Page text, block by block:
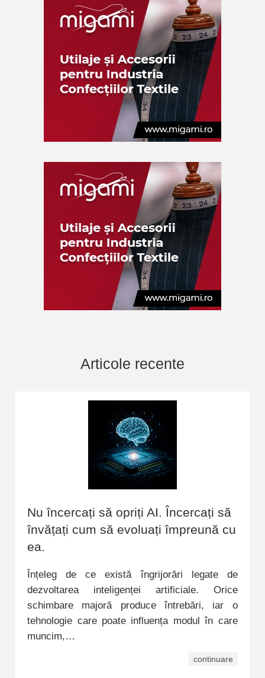
Articole recente
Nu încercați să opriți AI. Încercați să
învățați cum să evoluați împreună cu
ea.
Înțeleg de ce există îngrijorări legate de
dezvoltarea inteligenței artificiale. Orice
schimbare majoră produce întrebări, iar o
tehnologie care poate influența modul în care
muncim,…
continuare